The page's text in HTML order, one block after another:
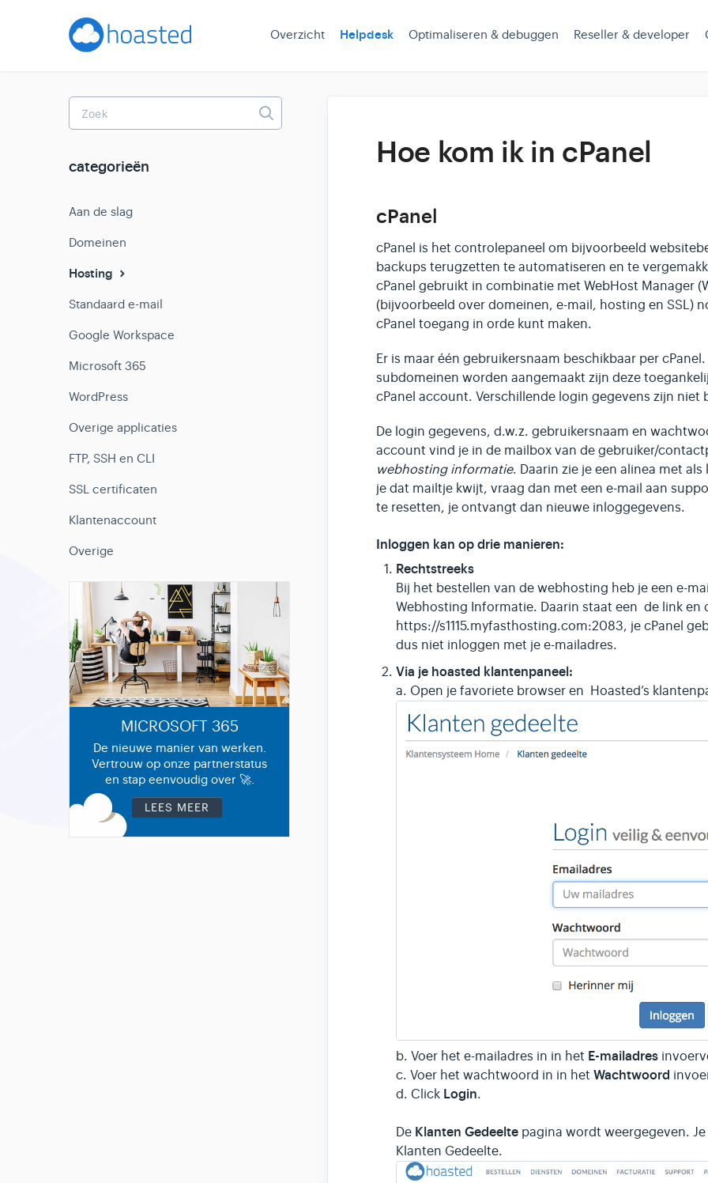
Overzicht Helpdesk Optimaliseren & debuggen Reseller & developer
Hoe kom ik in cPanel
cPanel
cPanel is het controlepaneel om bijvoorbeeld
backups terugzetten te automatiseren en te
cPanel gebruikt in combinatie met WebHost Manager
(bijvoorbeeld over domeinen, e-mail, hosting en SSL)
cPanel toegang in orde kunt maken.
Er is maar één gebruikersnaam beschikbaar per
subdomeinen worden aangemaakt zijn deze
cPanel account. Verschillende login gegevens zijn niet
De login gegevens, d.w.z. gebruikersnaam en
account vind je in de mailbox van de gebruiker/
webhosting informatie. Daarin zie je een alinea met
je dat mailtje kwijt, vraag dan met een e-mail aan
te resetten, je ontvangt dan nieuwe inloggegevens.
Inloggen kan op drie manieren:
Rechtstreeks
Bij het bestellen van de webhosting heb je een e-
Webhosting Informatie. Daarin staat een de link en
https://s1115.myfasthosting.com:2083, je cPanel
dus niet inloggen met je e-mailadres.
Via je hoasted klantenpaneel:
a. Open je favoriete browser en Hoasted’s
b. Voer het e-mailadres in in het E-mailadres
c. Voer het wachtwoord in in het Wachtwoord
d. Click Login.
De Klanten Gedeelte pagina wordt weergegeven.
Klanten Gedeelte.
Toggle
Search
categorieën
Aan de slag
Domeinen
Hosting
Standaard e-mail
Google Workspace
Microsoft 365
WordPress
Overige applicaties
FTP, SSH en CLI
SSL certificaten
Klantenaccount
Overige
MICROSOFT 365
De nieuwe manier van werken.
Vertrouw op onze partnerstatus
en stap eenvoudig over 🚀.
LEES MEER